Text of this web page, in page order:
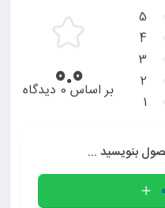
5
4
3
2
1
0.0بر اساس 0 دیدگاه
بنویسید ...